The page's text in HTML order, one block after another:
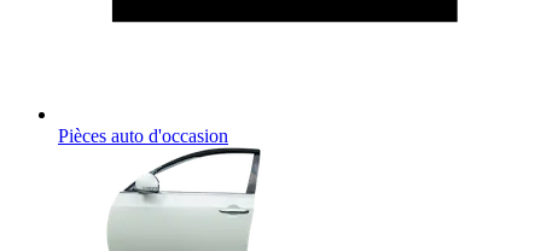
Pièces auto d'occasion